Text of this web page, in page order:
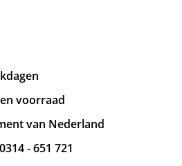
voorraad
van Nederland
- 651 721